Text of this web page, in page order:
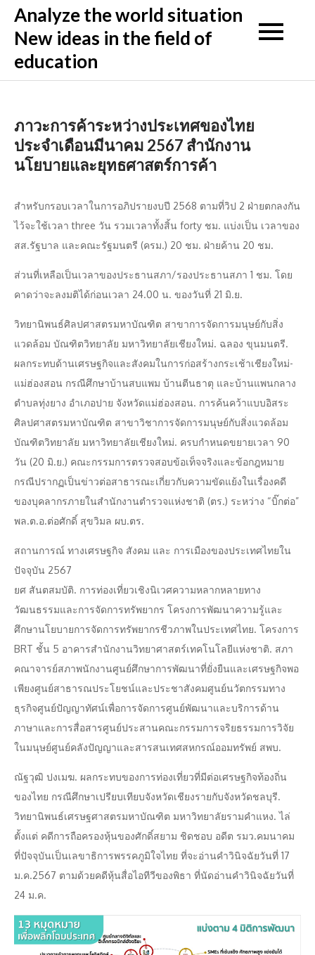
Skip
content
Analyze the world situation
New ideas in the field of
education
ภาวะการค้าระหว่างประเทศของไทย
ประจำเดือนมีนาคม 2567 สำนักงาน
นโยบายและยุทธศาสตร์การค้า
สำหรับกรอบเวลาในการอภิปรายงบปี 2568 ตามที่วิป 2 ฝ่ายตกลงกัน
ไว้จะใช้เวลา three วัน รวมเวลาทั้งสิ้น forty ชม. แบ่งเป็น เวลาของ
สส.รัฐบาล และคณะรัฐมนตรี (ครม.) 20 ชม. ฝ่ายค้าน 20 ชม.
ส่วนที่เหลือเป็นเวลาของประธานสภา/รองประธานสภา 1 ชม. โดย
คาดว่าจะลงมติได้ก่อนเวลา 24.00 น. ของวันที่ 21 มิ.ย.
วิทยานิพนธ์ศิลปศาสตรมหาบัณฑิต สาขาการจัดการมนุษย์กับสิ่ง
แวดล้อม บัณฑิตวิทยาลัย มหาวิทยาลัยเชียงใหม่. ฉลอง ขุนมนตรี.
ผลกระทบด้านเศรษฐกิจและสังคมในการก่อสร้างกระเช้าเชียงใหม่-
แม่ฮ่องสอน กรณีศึกษาบ้านสบแพม บ้านตีนธาตุ และบ้านแพนกลาง
ตำบลทุ่งยาง อำเภอปาย จังหวัดแม่ฮ่องสอน. การค้นคว้าแบบอิสระ
ศิลปศาสตรมหาบัณฑิต สาขาวิชาการจัดการมนุษย์กับสิ่งแวดล้อม
บัณฑิตวิทยาลัย มหาวิทยาลัยเชียงใหม่. ครบกำหนดขยายเวลา 90
วัน (20 มิ.ย.) คณะกรรมการตรวจสอบข้อเท็จจริงและข้อกฎหมาย
กรณีปรากฏเป็นข่าวต่อสาธารณะเกี่ยวกับความขัดแย้งในเรื่องคดี
ของบุคลากรภายในสำนักงานตำรวจแห่งชาติ (ตร.) ระหว่าง “บิ๊กต่อ”
พล.ต.อ.ต่อศักดิ์ สุขวิมล ผบ.ตร.
สถานการณ์ ทางเศรษฐกิจ สังคม และ การเมืองของประเทศไทยใน
ปัจจุบัน 2567
ยศ สันตสมบัติ. การท่องเที่ยวเชิงนิเวศความหลากหลายทาง
วัฒนธรรมและการจัดการทรัพยากร โครงการพัฒนาความรู้และ
ศึกษานโยบายการจัดการทรัพยากรชีวภาพในประเทศไทย. โครงการ
BRT ชั้น 5 อาคารสำนักงานวิทยาศาสตร์เทคโนโลยีแห่งชาติ. สภา
คณาจารย์สภาพนักงานศูนย์ศึกษาการพัฒนาที่ยั่งยืนและเศรษฐกิจพอ
เพียงศูนย์สาธารณประโยชน์และประชาสังคมศูนย์นวัตกรรมทาง
ธุรกิจศูนย์ปัญญาทัศน์เพื่อการจัดการศูนย์พัฒนาและบริการด้าน
ภาษาและการสื่อสารศูนย์ประสานคณะกรรมการจริยธรรมการวิจัย
ในมนุษย์ศูนย์คลังปัญญาและสารสนเทศสหกรณ์ออมทรัพย์ สพบ.
ณัฐวุฒิ ปงเมฆ. ผลกระทบของการท่องเที่ยวที่มีต่อเศรษฐกิจท้องถิ่น
ของไทย กรณีศึกษาเปรียบเทียบจังหวัดเชียงรายกับจังหวัดชลบุรี.
วิทยานิพนธ์เศรษฐศาสตรมหาบัณฑิต มหาวิทยาลัยรามคำแหง. ไล่
ตั้งแต่ คดีการถือครองหุ้นของศักดิ์สยาม ชิดชอบ อดีต รมว.คมนาคม
ที่ปัจจุบันเป็นเลขาธิการพรรคภูมิใจไทย ที่จะอ่านคำวินิจฉัยวันที่ 17
ม.ค.2567 ตามด้วยคดีหุ้นสื่อไอทีวีของพิธา ที่นัดอ่านคำวินิจฉัยวันที่
24 ม.ค.